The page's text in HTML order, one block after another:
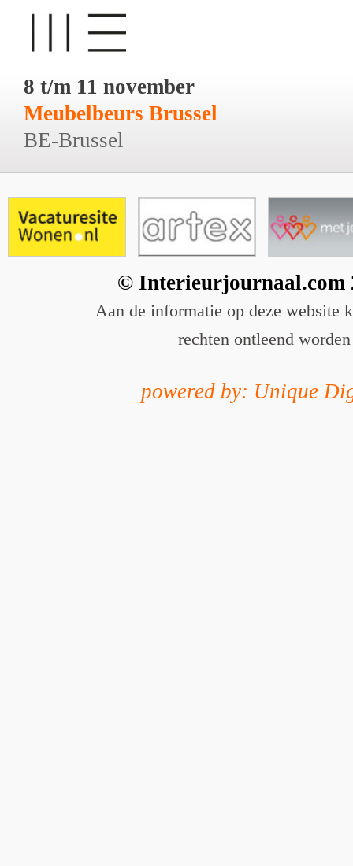
8 t/m 11 november
Meubelbeurs Brussel
BE-Brussel
© Interieurjournaal.com
Aan de informatie op deze website
rechten ontleend worden
powered by: Unique